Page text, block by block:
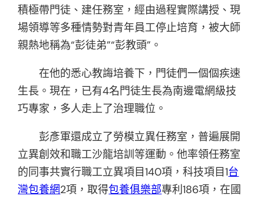
積極帶門徒、建任務室，經由過程實際講授、現
場領導等多種情勢對青年員工停止培育，被大師
親熱地稱為“彭徒弟”“彭教頭”。
在他的悉心教誨培養下，門徒們一個個疾速
生長。現在，已有4名門徒生長為南邊電網級技
巧專家，多人走上了治理職位。
彭彥軍還成立了勞模立異任務室，普遍展開
立異創效和職工沙龍培訓等運動。他率領任務室
的同事共實行職工立異項目140項，科技項目1台
灣包養網2項，取得包養俱樂部專利186項，在國